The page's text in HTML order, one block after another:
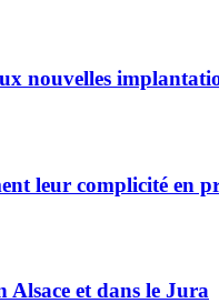
nouvelles
leur complicité en
Alsace et dans le Jura